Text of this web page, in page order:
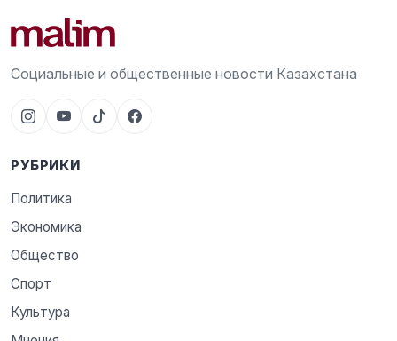
Социальные и общественные новости Казахстана
РУБРИКИ
Политика
Экономика
Общество
Спорт
Культура